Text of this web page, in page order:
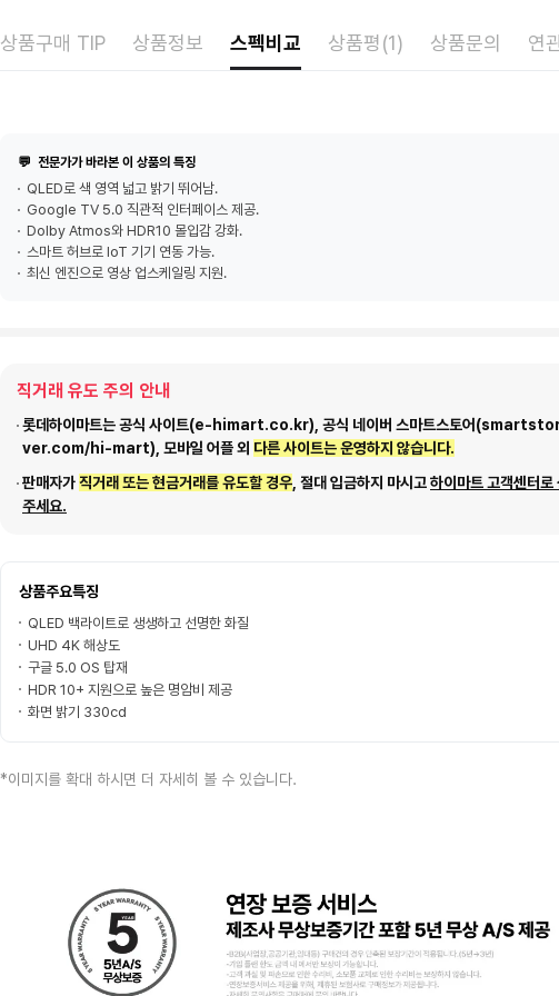
상품구매 TIP 상품정보 스펙비교 상품평(1) 상품문의 연
💬 전문가가 바라본 이 상품의 특징
QLED로 색 영역 넓고 밝기 뛰어남.
Google TV 5.0 직관적 인터페이스 제공.
Dolby Atmos와 HDR10 몰입감 강화.
스마트 허브로 IoT 기기 연동 가능.
최신 엔진으로 영상 업스케일링 지원.
직거래 유도 주의 안내
롯데하이마트는 공식 사이트(e-himart.co.kr), 공식 네이버 스마트스토어
ver.com/hi-mart), 모바일 어플 외 다른 사이트는 운영하지 않습니다.
판매자가직거래 또는 현금거래를 유도할 경우 , 절대 입금하지 마시고하이마트 고객센터로
주세요.
상품주요특징
QLED 백라이트로 생생하고 선명한 화질
UHD 4K 해상도
구글 5.0 OS 탑재
HDR 10+ 지원으로 높은 명암비 제공
화면 밝기 330cd
*이미지를 확대 하시면 더 자세히 볼 수 있습니다.